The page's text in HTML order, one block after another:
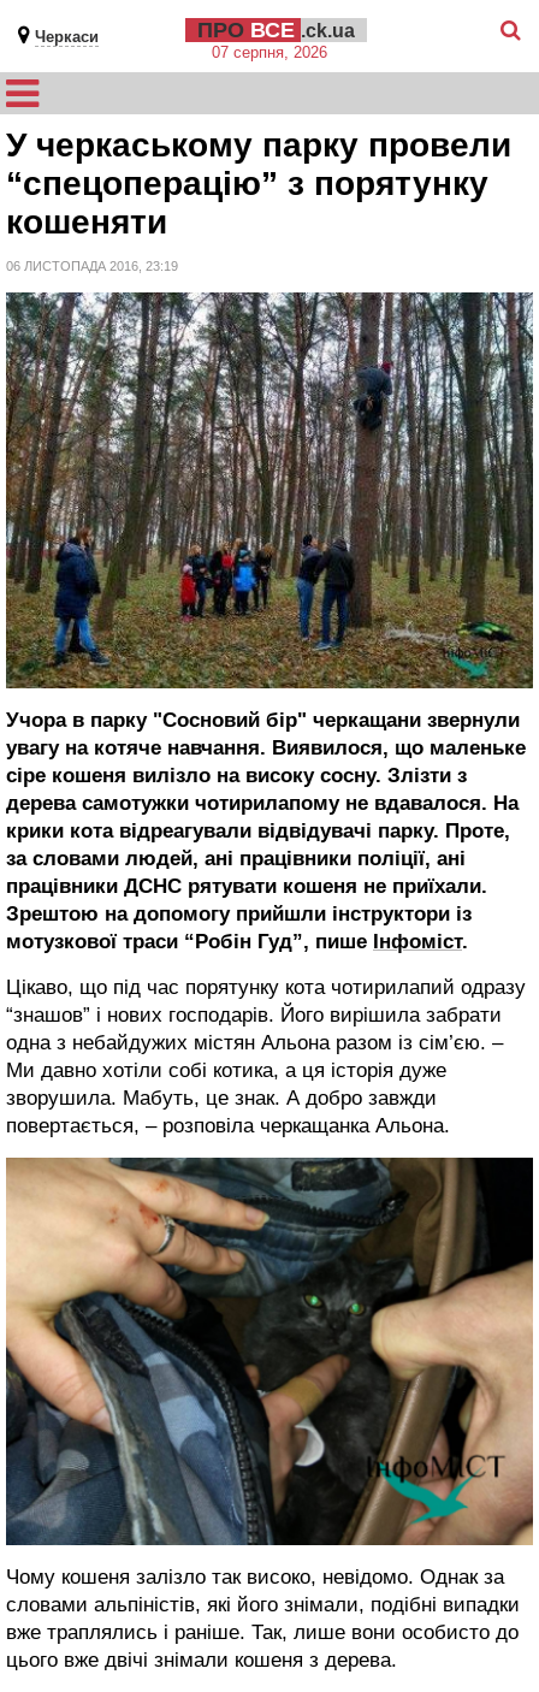
Черкаси ПРО ВСЕ .ck.ua
07 серпня, 2026
У черкаському парку провели
“спецоперацію” з порятунку
кошеняти
06 ЛИСТОПАДА 2016, 23:19
Учора в парку "Сосновий бір" черкащани звернули
увагу на котяче навчання. Виявилося, що маленьке
сіре кошеня вилізло на високу сосну. Злізти з
дерева самотужки чотирилапому не вдавалося. На
крики кота відреагували відвідувачі парку. Проте,
за словами людей, ані працівники поліції, ані
працівники ДСНС рятувати кошеня не приїхали.
Зрештою на допомогу прийшли інструктори із
мотузкової траси “Робін Гуд”, пише Інфоміст.
Цікаво, що під час порятунку кота чотирилапий одразу
“знашов” і нових господарів. Його вирішила забрати
одна з небайдужих містян Альона разом із сім’єю. –
Ми давно хотіли собі котика, а ця історія дуже
зворушила. Мабуть, це знак. А добро завжди
повертається, – розповіла черкащанка Альона.
Чому кошеня залізло так високо, невідомо. Однак за
словами альпіністів, які його знімали, подібні випадки
вже траплялись і раніше. Так, лише вони особисто до
цього вже двічі знімали кошеня з дерева.